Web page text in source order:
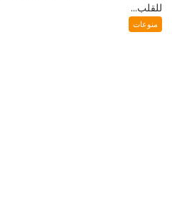
للقلب...
منوعات